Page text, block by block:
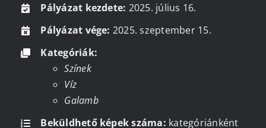
Csatlakozz!
Történetünk
Kapcsolat
Pályázat kezdete: 2025. július 16.
Pályázat vége: 2025. szeptember 15.
Kategóriák:
Színek
Víz
Galamb
Beküldhető képek száma: kategóriánként